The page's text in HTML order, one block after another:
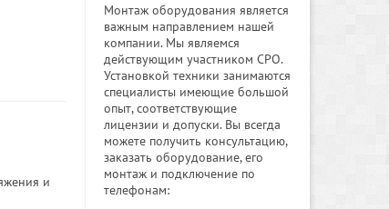
и
Монтаж оборудования является
важным направлением нашей
компании. Мы являемся
действующим участником СРО.
Установкой техники занимаются
специалисты имеющие большой
опыт, соответствующие
лицензии и допуски. Вы всегда
можете получить консультацию,
заказать оборудование, его
монтаж и подключение по
телефонам: